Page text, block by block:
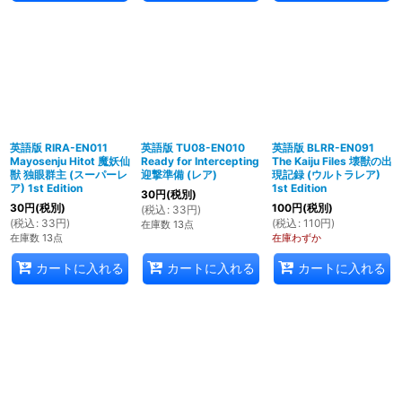
英語版 RIRA-EN011
Mayosenju Hitot 魔妖仙
獣 独眼群主 (スーパーレ
ア) 1st Edition
30円(税別)
(税込 : 33円)
在庫数 13点
カートに入れる
英語版 TU08-EN010
Ready for Intercepting
迎撃準備 (レア)
30円(税別)
(税込 : 33円)
在庫数 13点
カートに入れる
英語版 BLRR-EN091
The Kaiju Files 壊獣の出
現記録 (ウルトラレア)
1st Edition
100円(税別)
(税込 : 110円)
在庫わずか
カートに入れる